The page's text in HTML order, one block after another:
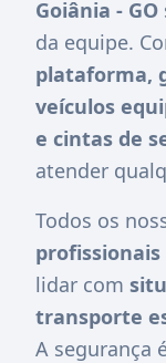
Goiânia - GO
da equipe.
plataforma,
veículos
e cintas de
atender
Todos os
lidar com
transporte
A segurança